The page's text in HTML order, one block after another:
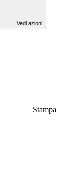
Vedi azioni
Stampa